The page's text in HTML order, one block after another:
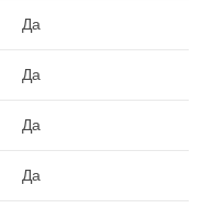
Да
Да
Да
Да